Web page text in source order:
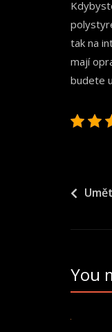
tak na
mají
budete
You